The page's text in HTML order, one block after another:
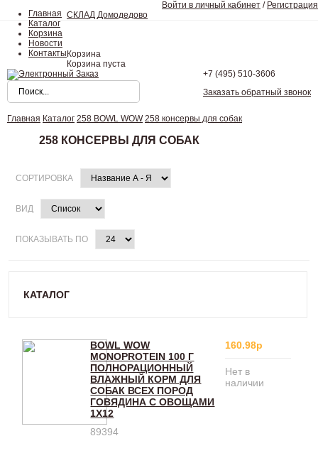
Главная
Каталог
Корзина
Новости
Контакты
Войти в личный кабинет / Регистрация
СКЛАД Домодедово
Корзина
Корзина пуста
+7 (495) 510-3606
Заказать обратный звонок
Главная Каталог 258 BOWL WOW 258 консервы для собак
258 КОНСЕРВЫ ДЛЯ СОБАК
СОРТИРОВКА
ВИД
ПОКАЗЫВАТЬ ПО
КАТАЛОГ
BOWL WOW
MONOPROTEIN 100 Г
ПОЛНОРАЦИОННЫЙ
ВЛАЖНЫЙ КОРМ ДЛЯ
СОБАК ВСЕХ ПОРОД
ГОВЯДИНА С ОВОЩАМИ
1Х12
89394
160.98р
Нет в
наличии